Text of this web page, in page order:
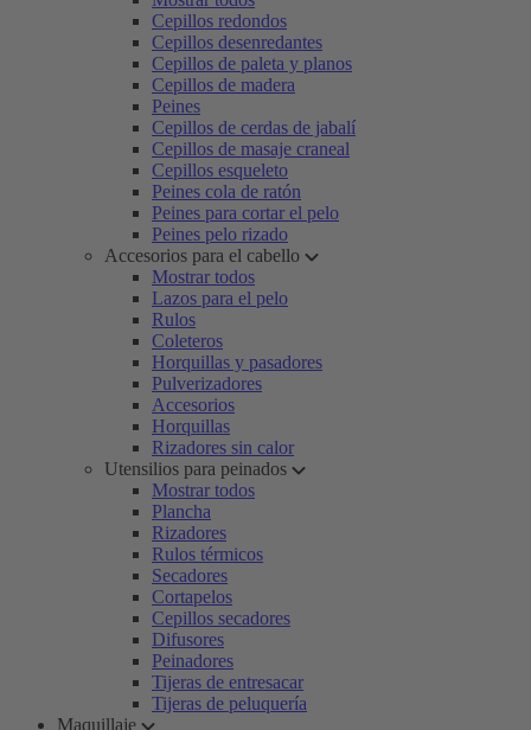
Cepillos redondos
Cepillos desenredantes
Cepillos de paleta y planos
Cepillos de madera
Peines
Cepillos de cerdas de jabalí
Cepillos de masaje craneal
Cepillos esqueleto
Peines cola de ratón
Peines para cortar el pelo
Peines pelo rizado
Accesorios para el cabello
Mostrar todos
Lazos para el pelo
Rulos
Coleteros
Horquillas y pasadores
Pulverizadores
Accesorios
Horquillas
Rizadores sin calor
Utensilios para peinados
Mostrar todos
Plancha
Rizadores
Rulos térmicos
Secadores
Cortapelos
Cepillos secadores
Difusores
Peinadores
Tijeras de entresacar
Tijeras de peluquería
Maquillaje